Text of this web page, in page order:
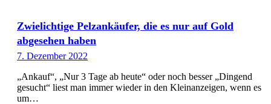
Zwielichtige Pelzankäufer, die es nur auf Gold
abgesehen haben
7. Dezember 2022
„Ankauf“, „Nur 3 Tage ab heute“ oder noch besser „Dingend
gesucht“ liest man immer wieder in den Kleinanzeigen, wenn es
um…